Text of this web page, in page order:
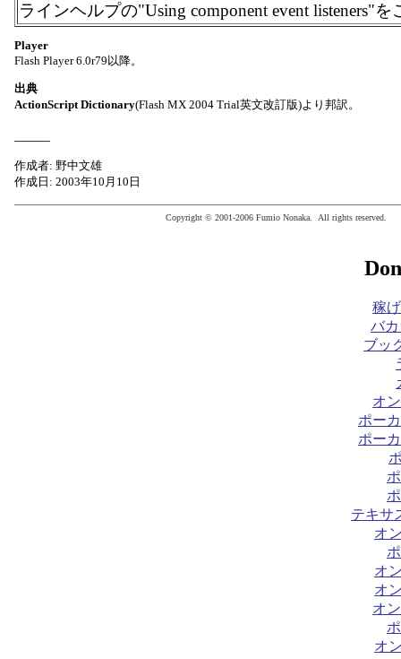
ラインヘルプの"Using component event listeners"
Player
Flash Player 6.0r79以降。
出典
ActionScript Dictionary(Flash MX 2004 Trial英文改訂版)より邦訳。
作成者: 野中文雄
作成日: 2003年10月10日
Copyright © 2001-2006 Fumio Nonaka. All rights reserved.
稼
バ
ブッ
オ
ポー
ポー
テキサ
オ
オ
オ
オ
オ